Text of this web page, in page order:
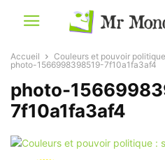
Accueil
Couleurs et pouvoir
photo-1566998398519-7f10a1fa3af4
photo-
7f10a1fa3af4